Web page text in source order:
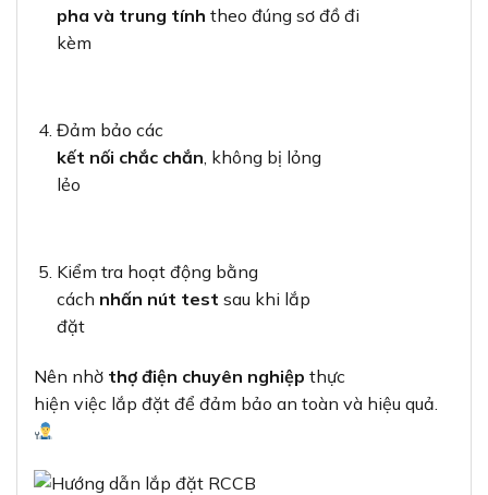
pha và trung tính theo đúng sơ đồ đi
kèm
Đảm bảo các
kết nối chắc chắn, không bị lỏng
lẻo
Kiểm tra hoạt động bằng
cách nhấn nút test sau khi lắp
đặt
Nên nhờ thợ điện chuyên nghiệp thực
hiện việc lắp đặt để đảm bảo an toàn và hiệu quả.